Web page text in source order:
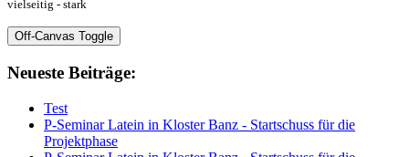
vielseitig - stark
Off-Canvas Toggle
Neueste Beiträge:
Test
P-Seminar Latein in Kloster Banz - Startschuss für die
Projektphase